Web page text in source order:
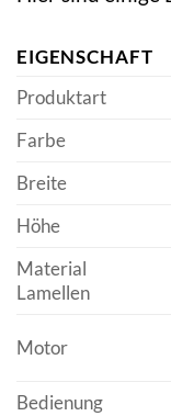
EIGENSCHAFT
Produktart
Farbe
Breite
Höhe
Material
Lamellen
Motor
Bedienung